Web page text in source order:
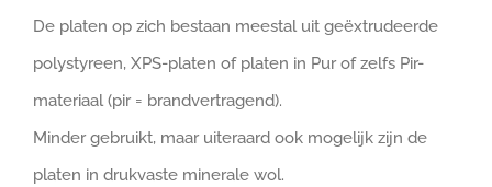
De platen op zich bestaan meestal uit geëxtrudeerde
polystyreen, XPS-platen of platen in Pur of zelfs Pir-
materiaal (pir = brandvertragend).
Minder gebruikt, maar uiteraard ook mogelijk zijn de
platen in drukvaste minerale wol.